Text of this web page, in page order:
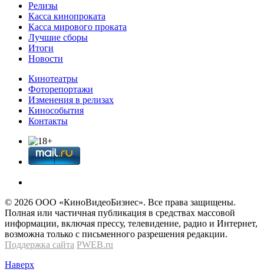
Релизы
Касса кинопроката
Касса мирового проката
Лучшие сборы
Итоги
Новости
Кинотеатры
Фоторепортажи
Изменения в релизах
Кинособытия
Контакты
© 2026 OOО «КиноВидеоБизнес». Все права защищены.
Полная или частичная публикация в средствах массовой
информации, включая прессу, телевидение, радио и Интернет,
возможна только с письменного разрешения редакции.
Поддержка сайта PWEB.ru
Наверх